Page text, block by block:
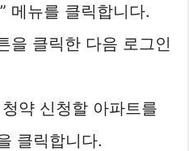
메뉴를 클릭합니다.
을 클릭한 다음 로그인
약 신청할 아파트를
클릭합니다.